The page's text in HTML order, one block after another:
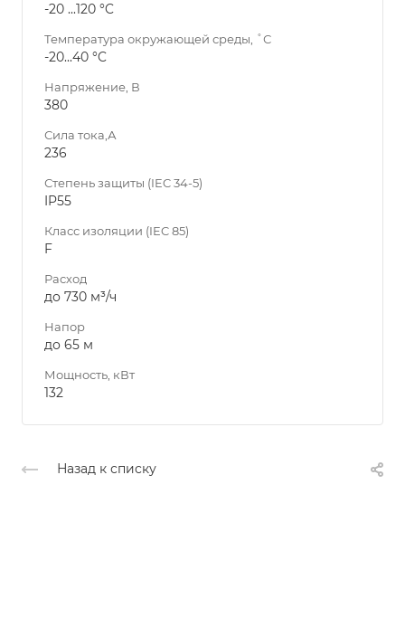
-20 ...120 °C
Температура окружающей среды, ˚С
-20...40 °C
Напряжение, В
380
Сила тока,А
236
Степень защиты (IEC 34-5)
IP55
Класс изоляции (IEC 85)
F
Расход
до 730 м³/ч
Напор
до 65 м
Мощность, кВт
132
Назад к списку